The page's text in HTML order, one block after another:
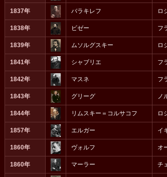
1837年 バラキレフ ロ
1838年 ビゼー フ
1839年 ムソルグスキー ロ
1841年 シャブリエ フ
1842年 マスネ フ
1843年 グリーグ ノ
1844年 リムスキー＝コルサコフ ロ
1857年 エルガー イ
1860年 ヴォルフ オ
1860年 マーラー チ